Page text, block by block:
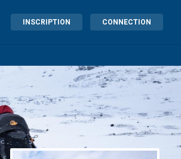
INSCRIPTION CONNECTION